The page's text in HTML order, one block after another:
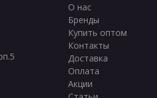
О нас
Бренды
Купить оптом
Контакты
Доставка
Оплата
Акции